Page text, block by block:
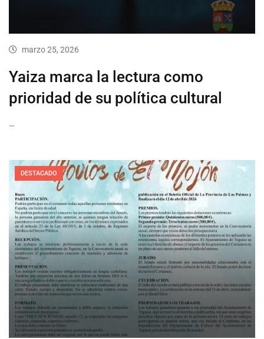
marzo 25, 2026
Yaiza marca la lectura como
prioridad de su política cultural
…
DESTACADO